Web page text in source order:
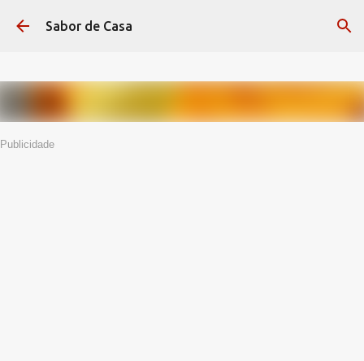
Avançar para o conteúdo principal
Sabor de Casa
Publicidade